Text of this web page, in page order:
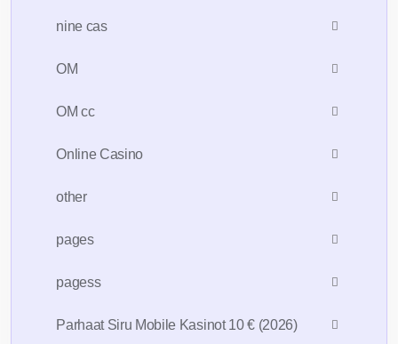
nine cas
OM
OM cc
Online Casino
other
pages
pagess
Parhaat Siru Mobile Kasinot 10 € (2026)